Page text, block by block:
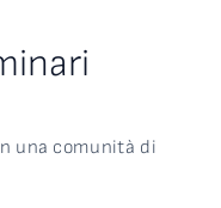
una comunità di